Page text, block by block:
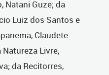
Natani Guze; da
Luiz dos Santos e
Claudete
Natureza Livre,
da Recitorres,